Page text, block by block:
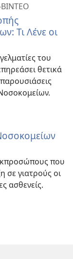
Τι Λένε οι
του
θετικά
που
σε γιατρούς οι
ασθενείς.